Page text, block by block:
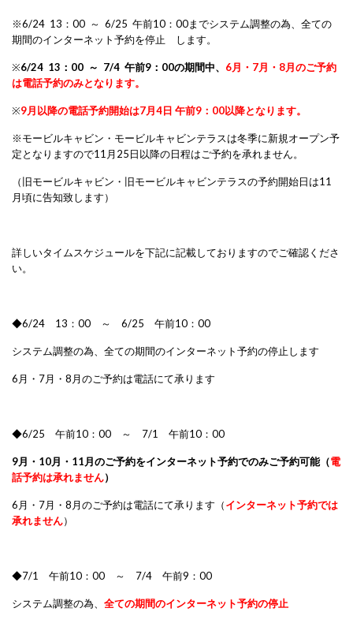
※6/24 13：00 ～ 6/25 午前10：00までシステム調整の為、全ての
期間のインターネット予約を停止 します。
※6/24 13：00 ～ 7/4 午前9：00の期間中、 6月・7月・8月のご予約
は電話予約のみとなります。
※9月以降の電話予約開始は7月4日 午前9：00以降となります。
※モービルキャビン・モービルキャビンテラスは冬季に新規オープン予
定となりますので11月25日以降の日程はご予約を承れません。
（旧モービルキャビン・旧モービルキャビンテラスの予約開始日は11
月頃に告知致します）
詳しいタイムスケジュールを下記に記載しておりますのでご確認くださ
い。
◆6/24 13：00 ～ 6/25 午前10：00
システム調整の為、全ての期間のインターネット予約の停止します
6月・7月・8月のご予約は電話にて承ります
◆6/25 午前10：00 ～ 7/1 午前10：00
9月・10月・11月のご予約をインターネット予約でのみご予約可能（電
話予約は承れません）
6月・7月・8月のご予約は電話にて承ります（インターネット予約では
承れません）
◆7/1 午前10：00 ～ 7/4 午前9：00
システム調整の為、 全ての期間のインターネット予約の停止